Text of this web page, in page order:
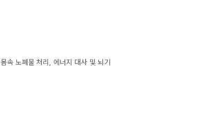
몸속 노폐물 처리, 에너지 대사 및 뇌기